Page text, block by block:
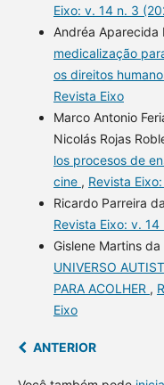
Eixo: v. 14 n. 3
Andréa Aparecida
medicalização
os direitos
Revista Eixo
Marco Antonio
Nicolás Rojas
los procesos de
cine , Revista
Ricardo Parreira
Revista Eixo: v.
Gislene Martins da
UNIVERSO
PARA ACOLHER ,
Eixo
ANTERIOR